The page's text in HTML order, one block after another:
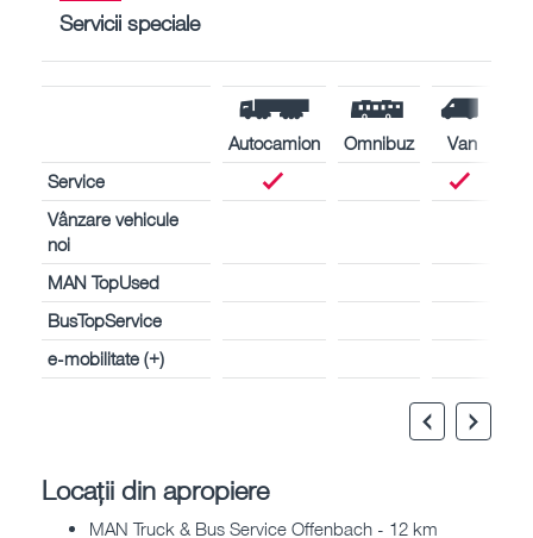
Servicii speciale
Autocamion Omnibuz
Van
Service
Vânzare vehicule
noi
MAN TopUsed
BusTopService
e-mobilitate (+)
Locații din apropiere
MAN Truck & Bus Service Offenbach - 12 km